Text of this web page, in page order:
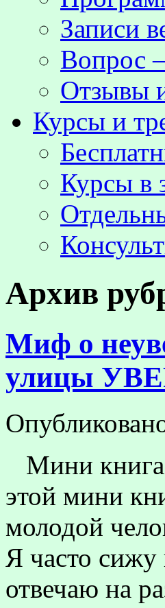
Записи
Вопрос
Отзывы
Курсы и
Курсы в
Архив
Миф о
улицы
Мини книга
этой мини
молодой
Я часто сижу
отвечаю на